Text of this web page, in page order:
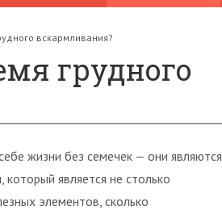
вскармливания?
грудного
жизни без семечек — они являются
является не столько
элементов, сколько